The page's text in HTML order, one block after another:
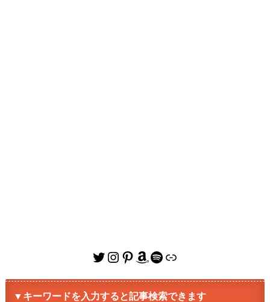
Twitter
Instagram
Pinterest
Amazon
Spotify
リンク
▼キーワードを入力すると記事検索できます